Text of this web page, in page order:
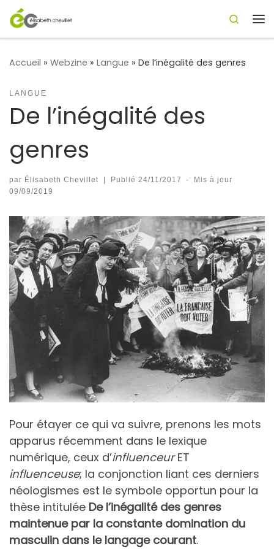
Passer au contenu
Search
Accueil » Webzine » Langue » De l’inégalité des genres
LANGUE
De l’inégalité des
genres
par Élisabeth Chevillet | Publié 24/11/2017 -
Mis à jour
09/09/2019
Pour étayer ce qui va suivre, prenons les mots
apparus récemment dans le lexique
numérique, ceux d’influenceurET
influenceuse; la conjonction liant ces derniers
néologismes est le symbole opportun pour la
thèse intitulée De l’inégalité des genres
maintenue par la constante domination du
masculin dans le langage courant.